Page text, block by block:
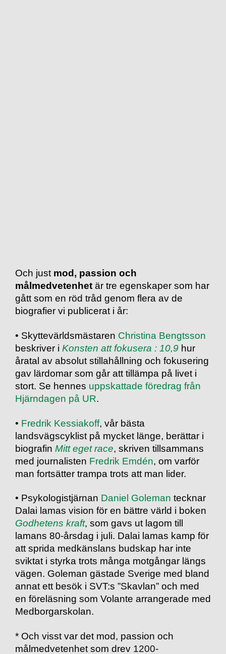
Och just mod, passion och
målmedvetenhet är tre egenskaper som har
gått som en röd tråd genom flera av de
biografier vi publicerat i år:
• Skyttevärldsmästaren Christina Bengtsson
beskriver i Konsten att fokusera : 10,9 hur
åratal av absolut stillahållning och fokusering
gav lärdomar som går att tillämpa på livet i
stort. Se hennes uppskattade föredrag från
Hjärndagen på UR
• Fredrik Kessiakoff, vår bästa
landsvägscyklist på mycket länge, berättar i
biografin Mitt eget race , skriven tillsammans
med journalisten Fredrik Emdén , om varför
man fortsätter trampa trots att man lider.
• Psykologistjärnan Daniel Goleman tecknar
Dalai lamas vision för en bättre värld i boken
Godhetens kraft, som gavs ut lagom till
lamans 80-årsdag i juli. Dalai lamas kamp för
att sprida medkänslans budskap har inte
sviktat i styrka trots många motgångar längs
vägen. Goleman gästade Sverige med bland
annat ett besök i SVT:s ”Skavlan” och med
en föreläsning som Volante arrangerade med
Medborgarskolan.
* Och visst var det mod, passion och
målmedvetenhet som drev 1200-